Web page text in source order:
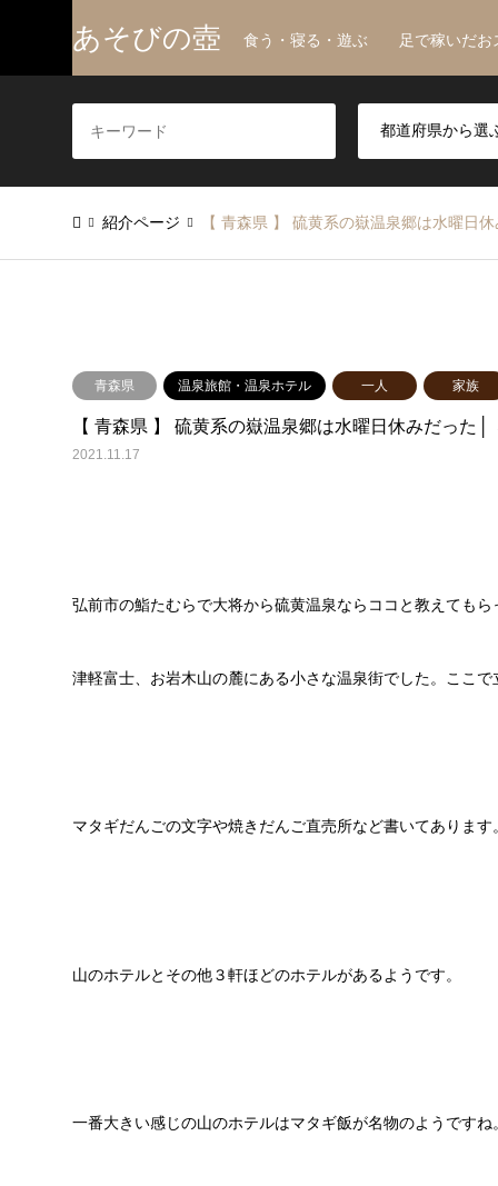
あそびの壺 食う・寝る・遊ぶ 足で稼いだお
紹介ページ 【 青森県 】 硫黄系の嶽温泉郷は水曜日
青森県 温泉旅館・温泉ホテル 一人 家族
【 青森県 】 硫黄系の嶽温泉郷は水曜日休みだった
2021.11.17
弘前市の鮨たむらで大将から硫黄温泉ならココと教えても
津軽富士、お岩木山の麓にある小さな温泉街でした。ここ
マタギだんごの文字や焼きだんご直売所など書いてあります
山のホテルとその他３軒ほどのホテルがあるようです。
一番大きい感じの山のホテルはマタギ飯が名物のようですね